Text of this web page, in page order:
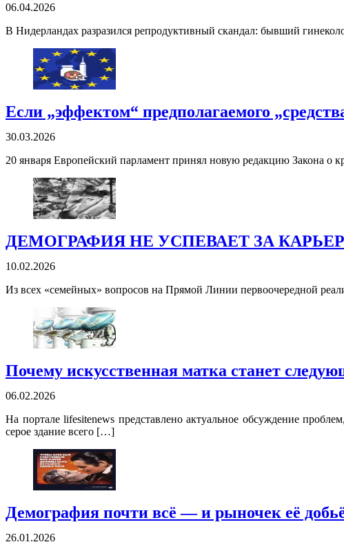
06.04.2026
В Нидерландах разразился репродуктивный скандал: бывший
Если „эффектом“ предполагаемого
30.03.2026
20 января Европейский парламент принял новую редакцию Закона о
ДЕМОГРАФИЯ НЕ УСПЕВАЕТ ЗА
10.02.2026
Из всех «семейных» вопросов на Прямой Линии первоочередной
Почему искусственная матка станет
06.02.2026
На портале lifesitenews представлено актуальное обсуждение
серое здание всего […]
Демография почти всё — и рыночек её
26.01.2026